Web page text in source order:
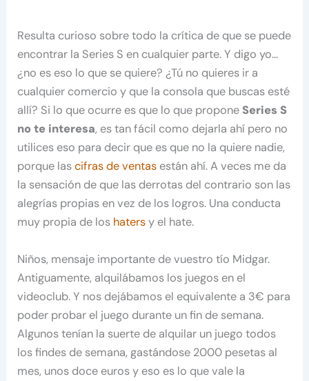
Resulta curioso sobre todo la crítica de que se puede
encontrar la Series S en cualquier parte. Y digo yo…
¿no es eso lo que se quiere? ¿Tú no quieres ir a
cualquier comercio y que la consola que buscas esté
allí? Si lo que ocurre es que lo que propone Series S
no te interesa, es tan fácil como dejarla ahí pero no
utilices eso para decir que es que no la quiere nadie,
porque lascifras de ventas están ahí. A veces me da
la sensación de que las derrotas del contrario son las
alegrías propias en vez de los logros. Una conducta
muy propia de los hatersy el hate.
Niños, mensaje importante de vuestro tío Midgar.
Antiguamente, alquilábamos los juegos en el
videoclub. Y nos dejábamos el equivalente a 3€ para
poder probar el juego durante un fin de semana.
Algunos tenían la suerte de alquilar un juego todos
los findes de semana, gastándose 2000 pesetas al
mes, unos doce euros y eso es lo que vale la